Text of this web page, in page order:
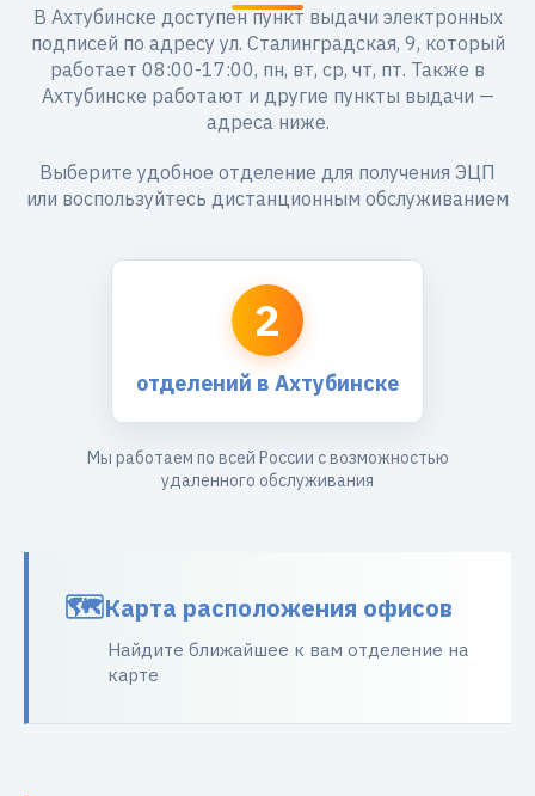
В Ахтубинске доступен пункт выдачи электронных
подписей по адресу ул. Сталинградская, 9, который
работает 08:00-17:00, пн, вт, ср, чт, пт. Также в
Ахтубинске работают и другие пункты выдачи —
адреса ниже.
Выберите удобное отделение для получения ЭЦП
или воспользуйтесь дистанционным обслуживанием
2
отделений в Ахтубинске
Мы работаем по всей России с возможностью
удаленного обслуживания
Карта расположения офисов
Найдите ближайшее к вам отделение на
карте